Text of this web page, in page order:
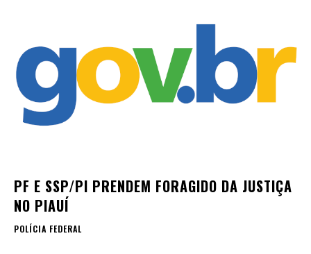
PF E SSP/PI PRENDEM FORAGIDO DA JUSTIÇA
NO PIAUÍ
POLÍCIA FEDERAL